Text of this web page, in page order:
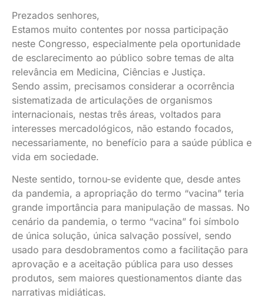
Prezados senhores,
Estamos muito contentes por nossa participação
neste Congresso, especialmente pela oportunidade
de esclarecimento ao público sobre temas de alta
relevância em Medicina, Ciências e Justiça.
Sendo assim, precisamos considerar a ocorrência
sistematizada de articulações de organismos
internacionais, nestas três áreas, voltados para
interesses mercadológicos, não estando focados,
necessariamente, no benefício para a saúde pública e
vida em sociedade.
Neste sentido, tornou-se evidente que, desde antes
da pandemia, a apropriação do termo “vacina” teria
grande importância para manipulação de massas. No
cenário da pandemia, o termo “vacina” foi símbolo
de única solução, única salvação possível, sendo
usado para desdobramentos como a facilitação para
aprovação e a aceitação pública para uso desses
produtos, sem maiores questionamentos diante das
narrativas midiáticas.